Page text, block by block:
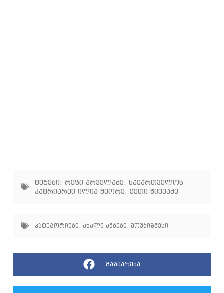
ტეგები: რეზი არველაძე, საქართველოს
პატრიარქი ილია მეორე, ქეთი წიქვაძე
კატეგორიები: ახალი ამბები , შოუბიზნესი
გაზიარება